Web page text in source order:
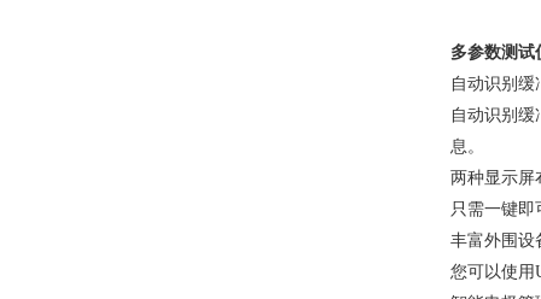
多参数测试
自动识别缓
自动识别
息。
两种显示屏
只需一键即
丰富外围设
您可以使用